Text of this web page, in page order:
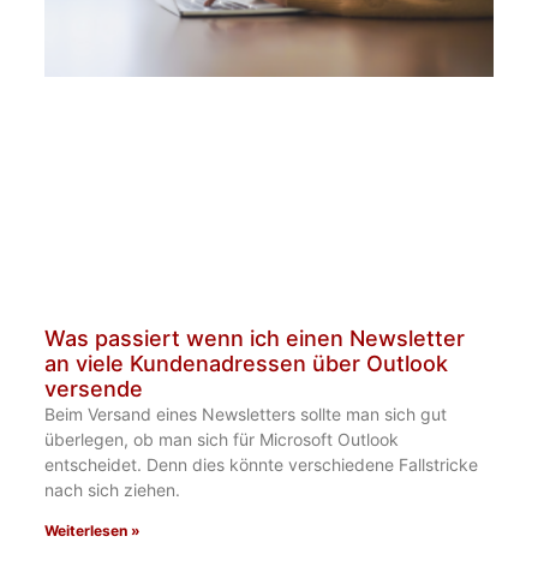
Was passiert wenn ich einen Newsletter
an viele Kundenadressen über Outlook
versende
Beim Versand eines Newsletters sollte man sich gut
überlegen, ob man sich für Microsoft Outlook
entscheidet. Denn dies könnte verschiedene Fallstricke
nach sich ziehen.
Weiterlesen »